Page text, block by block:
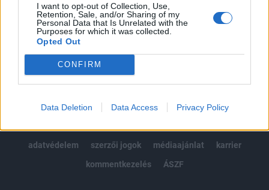
I want to opt-out of Collection, Use,
Retention, Sale, and/or Sharing of my
Personal Data that Is Unrelated with the
Purposes for which it was collected.
Opted Out
CONFIRM
Data Deletion Data Access Privacy Policy
MÁR ELŐFIZETŐNK VAGY?BEJELENTKEZÉS
© 2026 Portfolio
adatvédelem
szerzői jogok médiaajánlat
karrier
kommentkezelés
ÁSZF